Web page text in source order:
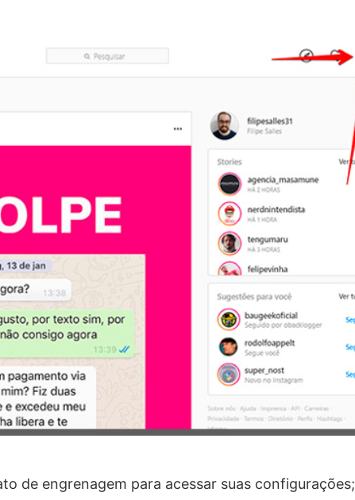
de engrenagem para acessar suas configurações;